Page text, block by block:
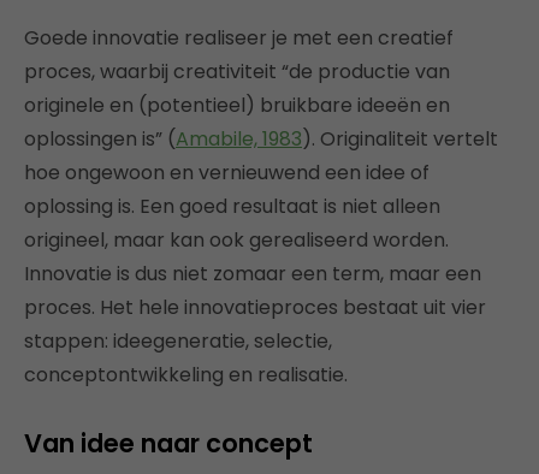
Goede innovatie realiseer je met een creatief
proces, waarbij creativiteit “de productie van
originele en (potentieel) bruikbare ideeën en
oplossingen is” (Amabile, 1983). Originaliteit vertelt
hoe ongewoon en vernieuwend een idee of
oplossing is. Een goed resultaat is niet alleen
origineel, maar kan ook gerealiseerd worden.
Innovatie is dus niet zomaar een term, maar een
proces. Het hele innovatieproces bestaat uit vier
stappen: ideegeneratie, selectie,
conceptontwikkeling en realisatie.
Van idee naar concept